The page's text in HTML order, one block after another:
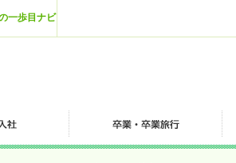
一歩目ナビ